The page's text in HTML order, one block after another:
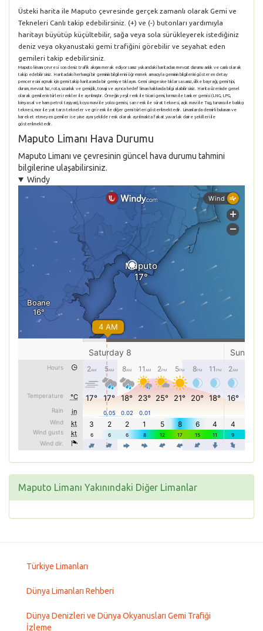
Üsteki harita ile Maputo çevresinde gerçek zamanlı olarak Gemi ve
Tekneleri Canlı takip edebilirsiniz. (+) ve (-) butonları yardımıyla
haritayı büyütüp küçültebilir, sağa veya sola sürükleyerek istediğiniz
deniz veya okyanustaki gemi trafiğini görebilir ve seyahat eden
gemileri takip edebilirsiniz.
Maputo limanı çevresi son deniz trafik akışını merak ediyorsanız yukarıdaki haritadan mevcut durumu anlık ve canlı olarak
takip edebilirsiniz. Haritadaki herhangi bir geminin bilgilerini öğrenmek amacıyla geminin bilgilerini gösteren detay
penceresini açmak için gemi takip haritasında bir gemiye tıklayın. Gemi simgesine tıklarsasanız, ülke bayrağı, gemi tipi,
durum, mevcut hız, rota, uzunluk ve genişlik, tonajı ve ayrıca hedef liman hakkında bilgi alabilirsiniz. Harita üzerinde genel
olarak gemilerin türleri renkler ile ayrılmıştır. Örneğin yeşil renk ile ticari gemi, kırmızı ile tanker gemisi (LNG, LPG,
kimyasal ve ham petrol taşıyan), koyu mavi ile yolcu gemisi, sarı renk ile sürat teknesi, açık mavi ile Tug, turuncu ile balıkçı
teknesi, mor ile yat tarzı tekneler ve gri renk ile diğer gemi türleri gösterilmektedir. Limanlarda demirli bulunan ve
hareket etmeyen gemiler ise yine aynı şekilde renk olarak ayrılmakta fakat yuvarlak daire şekilleri ile
gösterilmektedir.
Maputo Limanı Hava Durumu
Maputo Limanı ve çevresinin güncel hava durumu tahmini
bilgilerine ulaşabilirsiniz.
Windy
Maputo Limanı Yakınındaki Diğer Limanlar
Türkiye Limanları
Dünya Limanları Rehberi
Dünya Denizleri ve Dünya Okyanusları Gemi Trafiği
İzleme